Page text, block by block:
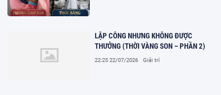
LẬP CÔNG NHƯNG KHÔNG ĐƯỢC
THƯỞNG (THỜI VÀNG SON – PHẦN 2)
22:25 22/07/2026 Giải trí